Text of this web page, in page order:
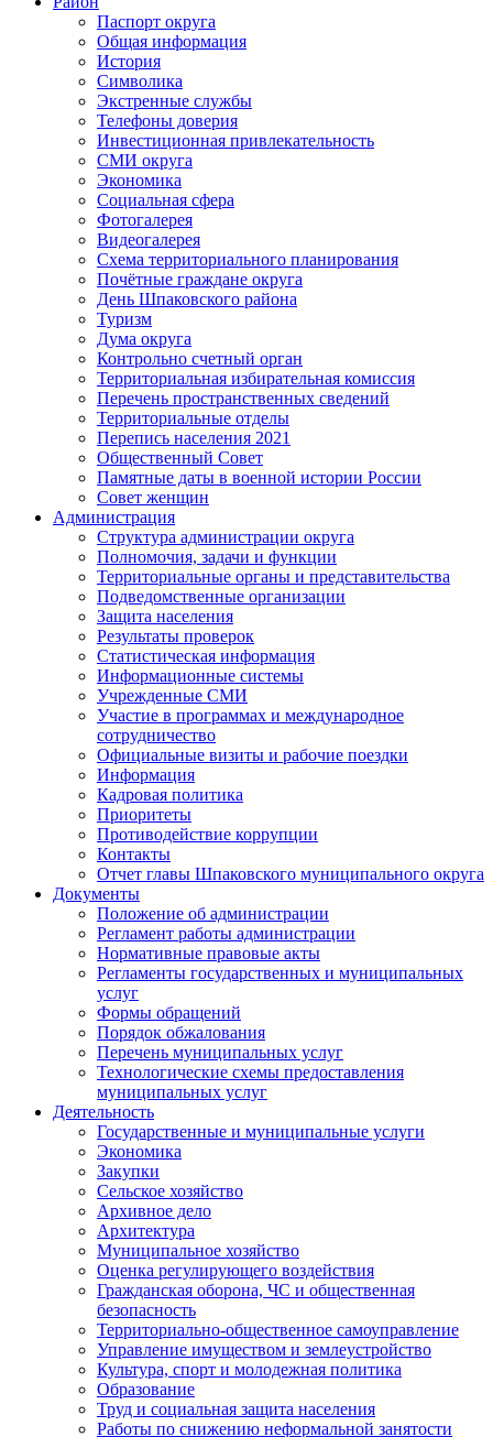
Паспорт округа
Общая информация
История
Символика
Экстренные службы
Телефоны доверия
Инвестиционная привлекательность
СМИ округа
Экономика
Социальная сфера
Фотогалерея
Видеогалерея
Схема территориального планирования
Почётные граждане округа
День Шпаковского района
Туризм
Дума округа
Контрольно счетный орган
Территориальная избирательная комиссия
Перечень пространственных сведений
Территориальные отделы
Перепись населения 2021
Общественный Совет
Памятные даты в военной истории России
Совет женщин
Администрация
Структура администрации округа
Полномочия, задачи и функции
Территориальные органы и представительства
Подведомственные организации
Защита населения
Результаты проверок
Статистическая информация
Информационные системы
Учрежденные СМИ
Участие в программах и международное
сотрудничество
Официальные визиты и рабочие поездки
Информация
Кадровая политика
Приоритеты
Противодействие коррупции
Контакты
Отчет главы Шпаковского муниципального округа
Документы
Положение об администрации
Регламент работы администрации
Нормативные правовые акты
Регламенты государственных и муниципальных
услуг
Формы обращений
Порядок обжалования
Перечень муниципальных услуг
Технологические схемы предоставления
муниципальных услуг
Деятельность
Государственные и муниципальные услуги
Экономика
Закупки
Сельское хозяйство
Архивное дело
Архитектура
Муниципальное хозяйство
Оценка регулирующего воздействия
Гражданская оборона, ЧС и общественная
безопасность
Территориально-общественное самоуправление
Управление имуществом и землеустройство
Культура, спорт и молодежная политика
Образование
Труд и социальная защита населения
Работы по снижению неформальной занятости